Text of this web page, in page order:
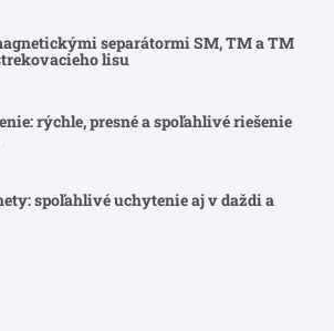
separátormi SM, TM a TM
lisu
rýchle, presné a spoľahlivé riešenie
spoľahlivé uchytenie aj v daždi a